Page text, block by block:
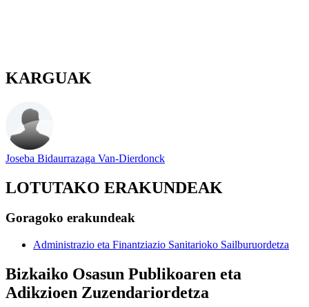
KARGUAK
Joseba Bidaurrazaga Van-Dierdonck
LOTUTAKO ERAKUNDEAK
Goragoko erakundeak
Administrazio eta Finantziazio Sanitarioko Sailburuordetza
Bizkaiko Osasun Publikoaren eta
Adikzioen Zuzendariordetza